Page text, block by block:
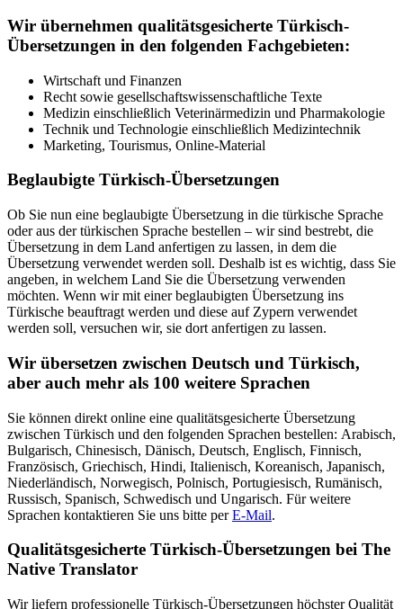
Wir übernehmen qualitätsgesicherte Türkisch-
Übersetzungen in den folgenden Fachgebieten:
Wirtschaft und Finanzen
Recht sowie gesellschaftswissenschaftliche Texte
Medizin einschließlich Veterinärmedizin und Pharmakologie
Technik und Technologie einschließlich Medizintechnik
Marketing, Tourismus, Online-Material
Beglaubigte Türkisch-Übersetzungen
Ob Sie nun eine beglaubigte Übersetzung in die türkische Sprache
oder aus der türkischen Sprache bestellen – wir sind bestrebt, die
Übersetzung in dem Land anfertigen zu lassen, in dem die
Übersetzung verwendet werden soll. Deshalb ist es wichtig, dass Sie
angeben, in welchem Land Sie die Übersetzung verwenden
möchten. Wenn wir mit einer beglaubigten Übersetzung ins
Türkische beauftragt werden und diese auf Zypern verwendet
werden soll, versuchen wir, sie dort anfertigen zu lassen.
Wir übersetzen zwischen Deutsch und Türkisch,
aber auch mehr als 100 weitere Sprachen
Sie können direkt online eine qualitätsgesicherte Übersetzung
zwischen Türkisch und den folgenden Sprachen bestellen: Arabisch,
Bulgarisch, Chinesisch, Dänisch, Deutsch, Englisch, Finnisch,
Französisch, Griechisch, Hindi, Italienisch, Koreanisch, Japanisch,
Niederländisch, Norwegisch, Polnisch, Portugiesisch, Rumänisch,
Russisch, Spanisch, Schwedisch und Ungarisch. Für weitere
Sprachen kontaktieren Sie uns bitte perE-Mail.
Qualitätsgesicherte Türkisch-Übersetzungen bei The
Native Translator
Wir liefern professionelle Türkisch-Übersetzungen höchster Qualität